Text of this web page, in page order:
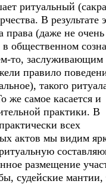
ритуальный
В результате
права (даже не очень
общественном
то, заслуживающим
правило
такого
же самое касается и
практики. В
всех
актов мы видим
размещение
судейские